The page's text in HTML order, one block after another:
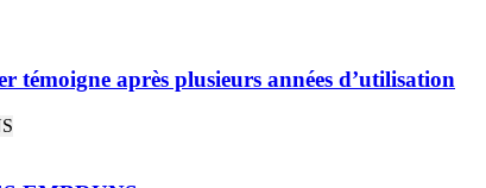
témoigne après plusieurs années d’utilisation